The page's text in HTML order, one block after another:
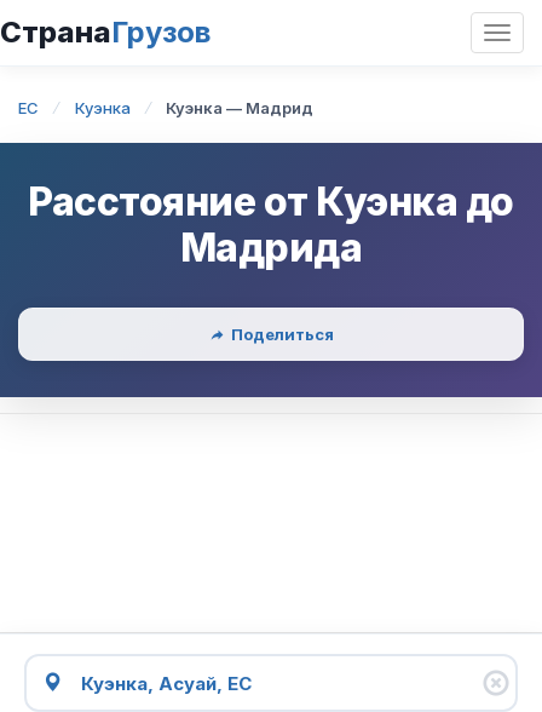
СтранаГрузов
EC Куэнка Куэнка — Мадрид
Расстояние от Куэнка до
Мадрида
Поделиться